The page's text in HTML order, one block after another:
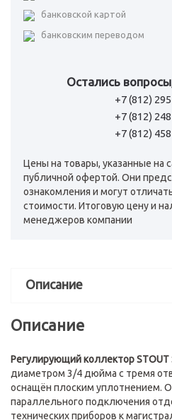
банковской картой
банковским переводом
Остались
+7 (812)
+7 (812)
+7 (812)
Цены на товары, указанные на
публичной офертой. Они
ознакомления и могут
стоимости. Итоговую цену и
менеджеров компании
Описание
Описание
Регулирующий коллектор STOUT
диаметром 3/4 дюйма с тремя
оснащён плоским уплотнением.
параллельного подключения
технических приборов к